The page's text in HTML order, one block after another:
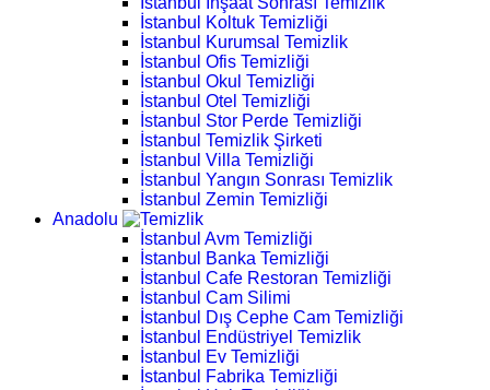
İstanbul Koltuk Temizliği
İstanbul Kurumsal Temizlik
İstanbul Ofis Temizliği
İstanbul Okul Temizliği
İstanbul Otel Temizliği
İstanbul Stor Perde Temizliği
İstanbul Temizlik Şirketi
İstanbul Villa Temizliği
İstanbul Yangın Sonrası Temizlik
İstanbul Zemin Temizliği
Anadolu
İstanbul Avm Temizliği
İstanbul Banka Temizliği
İstanbul Cafe Restoran Temizliği
İstanbul Cam Silimi
İstanbul Dış Cephe Cam Temizliği
İstanbul Endüstriyel Temizlik
İstanbul Ev Temizliği
İstanbul Fabrika Temizliği